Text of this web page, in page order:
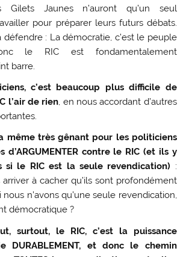
Gilets Jaunes n’auront qu’un seul
pour préparer leurs futurs débats.
défendre : La démocratie, c’est le peuple
le RIC est fondamentalement
barre.
c’est beaucoup plus difficile de
l’air de rien, en nous accordant d’autres
même très gênant pour les politiciens
contre le RIC (et ils y
si le RIC est la seule revendication) :
à cacher qu’ils sont profondément
n’avons qu’une seule revendication,
démocratique ?
surtout, le RIC, c’est la puissance
DURABLEMENT, et donc le chemin